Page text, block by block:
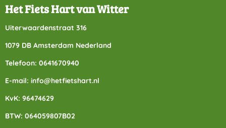
Het Fiets Hart van Witter
Uiterwaardenstraat 316
1079 DB Amsterdam Nederland
Telefoon: 0641670940
E-mail: info@hetfietshart.nl
KvK: 96474629
BTW: 064059807B02